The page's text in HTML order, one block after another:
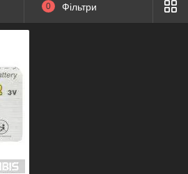
0 Фільтри